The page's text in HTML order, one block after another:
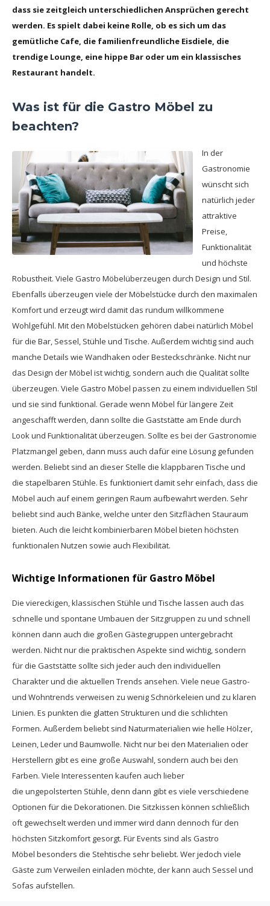
dass sie zeitgleich unterschiedlichen Ansprüchen gerecht
werden. Es spielt dabei keine Rolle, ob es sich um das
gemütliche Cafe, die familienfreundliche Eisdiele, die
trendige Lounge, eine hippe Bar oder um ein klassisches
Restaurant handelt.
Was ist für die Gastro Möbel zu
beachten?
In der
Gastronomie
wünscht sich
natürlich jeder
attraktive
Preise,
Funktionalität
und höchste
Robustheit. Viele Gastro Möbelüberzeugen durch Design und Stil.
Ebenfalls überzeugen viele der Möbelstücke durch den maximalen
Komfort und erzeugt wird damit das rundum willkommene
Wohlgefühl. Mit den Möbelstücken gehören dabei natürlich Möbel
für die Bar, Sessel, Stühle und Tische. Außerdem wichtig sind auch
manche Details wie Wandhaken oder Besteckschränke. Nicht nur
das Design der Möbel ist wichtig, sondern auch die Qualität sollte
überzeugen. Viele Gastro Möbel passen zu einem individuellen Stil
und sie sind funktional. Gerade wenn Möbel für längere Zeit
angeschafft werden, dann sollte die Gaststätte am Ende durch
Look und Funktionalität überzeugen. Sollte es bei der Gastronomie
Platzmangel geben, dann muss auch dafür eine Lösung gefunden
werden. Beliebt sind an dieser Stelle die klappbaren Tische und
die stapelbaren Stühle. Es funktioniert damit sehr einfach, dass die
Möbel auch auf einem geringen Raum aufbewahrt werden. Sehr
beliebt sind auch Bänke, welche unter den Sitzflächen Stauraum
bieten. Auch die leicht kombinierbaren Möbel bieten höchsten
funktionalen Nutzen sowie auch Flexibilität.
Wichtige Informationen für Gastro Möbel
Die viereckigen, klassischen Stühle und Tische lassen auch das
schnelle und spontane Umbauen der Sitzgruppen zu und schnell
können dann auch die großen Gästegruppen untergebracht
werden. Nicht nur die praktischen Aspekte sind wichtig, sondern
für die Gaststätte sollte sich jeder auch den individuellen
Charakter und die aktuellen Trends ansehen. Viele neue Gastro-
und Wohntrends verweisen zu wenig Schnörkeleien und zu klaren
Linien. Es punkten die glatten Strukturen und die schlichten
Formen. Außerdem beliebt sind Naturmaterialien wie helle Hölzer,
Leinen, Leder und Baumwolle. Nicht nur bei den Materialien oder
Herstellern gibt es eine große Auswahl, sondern auch bei den
Farben. Viele Interessenten kaufen auch lieber
die ungepolsterten Stühle, denn dann gibt es viele verschiedene
Optionen für die Dekorationen. Die Sitzkissen können schließlich
oft gewechselt werden und immer wird dann dennoch für den
höchsten Sitzkomfort gesorgt. Für Events sind als Gastro
Möbel besonders die Stehtische sehr beliebt. Wer jedoch viele
Gäste zum Verweilen einladen möchte, der kann auch Sessel und
Sofas aufstellen.